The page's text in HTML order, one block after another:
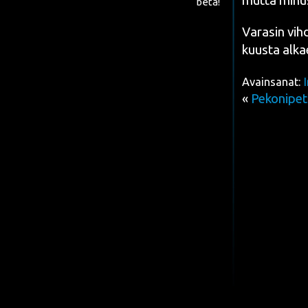
Vara­sin
kuus­ta
Avainsanat:
«